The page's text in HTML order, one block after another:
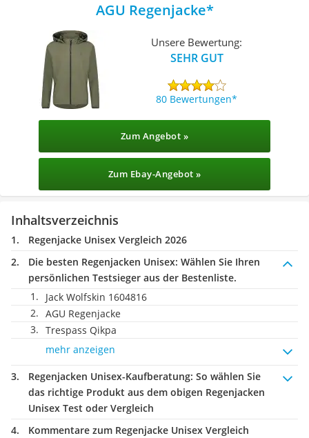
AGU Regenjacke
Unsere Bewertung:
SEHR GUT
80 Bewertungen
Zum Angebot »
Zum Ebay-Angebot »
Inhaltsverzeichnis
Regenjacke Unisex Vergleich 2026
Die besten Regenjacken Unisex: Wählen Sie Ihren
persönlichen Testsieger aus der Bestenliste.
Jack Wolfskin 1604816
AGU Regenjacke
Trespass Qikpa
mehr anzeigen
Regenjacken Unisex-Kaufberatung: So wählen Sie
das richtige Produkt aus dem obigen Regenjacken
Unisex Test oder Vergleich
Kommentare zum Regenjacke Unisex Vergleich